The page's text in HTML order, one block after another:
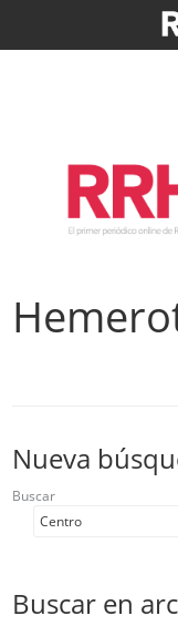
Nueva
Buscar
Buscar en